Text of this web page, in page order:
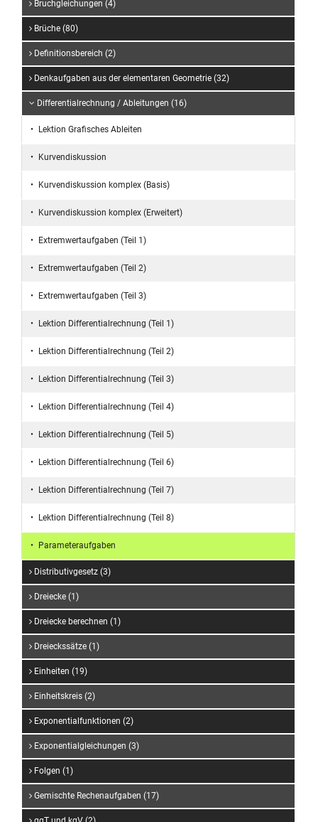
Bruchgleichungen (4)
Brüche (80)
Definitionsbereich (2)
Denkaufgaben aus der elementaren Geometrie (32)
Differentialrechnung / Ableitungen (16)
Lektion Grafisches Ableiten
Kurvendiskussion
Kurvendiskussion komplex (Basis)
Kurvendiskussion komplex (Erweitert)
Extremwertaufgaben (Teil 1)
Extremwertaufgaben (Teil 2)
Extremwertaufgaben (Teil 3)
Lektion Differentialrechnung (Teil 1)
Lektion Differentialrechnung (Teil 2)
Lektion Differentialrechnung (Teil 3)
Lektion Differentialrechnung (Teil 4)
Lektion Differentialrechnung (Teil 5)
Lektion Differentialrechnung (Teil 6)
Lektion Differentialrechnung (Teil 7)
Lektion Differentialrechnung (Teil 8)
Parameteraufgaben
Distributivgesetz (3)
Dreiecke (1)
Dreiecke berechnen (1)
Dreieckssätze (1)
Einheiten (19)
Einheitskreis (2)
Exponentialfunktionen (2)
Exponentialgleichungen (3)
Folgen (1)
Gemischte Rechenaufgaben (17)